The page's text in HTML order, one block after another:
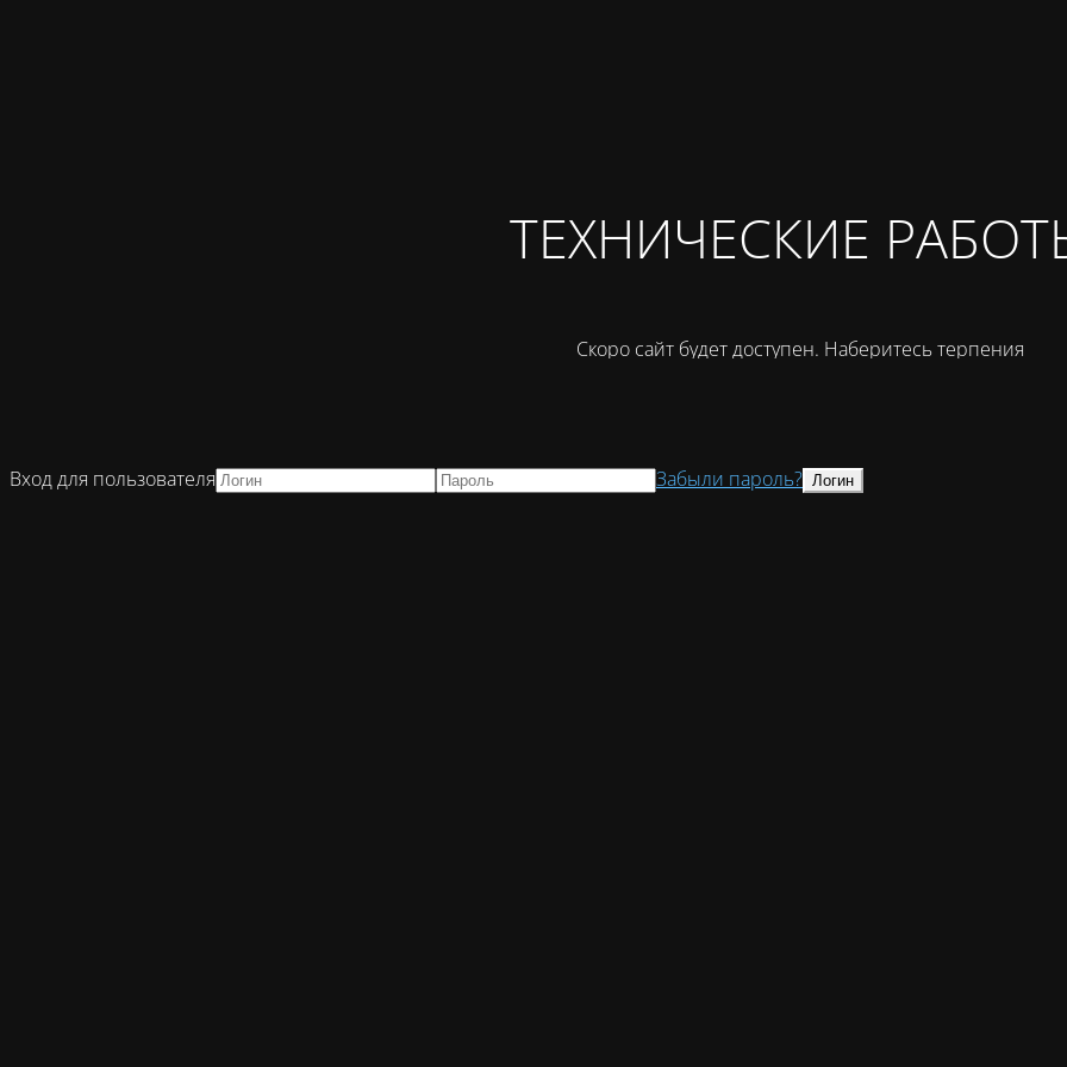
ТЕХНИЧЕСКИЕ
Скоро сайт будет доступен. Наберитесь терпения
Вход для пользователя Забыли пароль?